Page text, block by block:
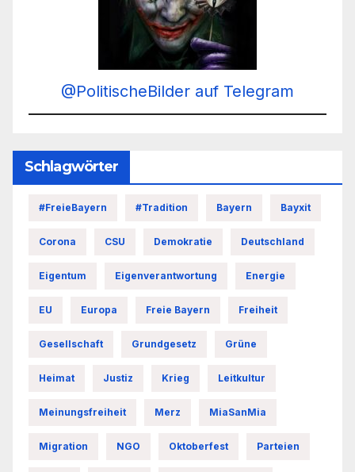
@PolitischeBilder auf Telegram
Schlagwörter
#FreieBayern #Tradition Bayern Bayxit
Corona CSU Demokratie Deutschland
Eigentum Eigenverantwortung Energie
EU Europa Freie Bayern Freiheit
Gesellschaft Grundgesetz Grüne
Heimat Justiz Krieg Leitkultur
Meinungsfreiheit Merz MiaSanMia
Migration NGO Oktoberfest Parteien